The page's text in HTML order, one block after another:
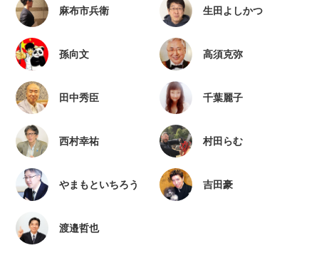
麻布市兵衛 生田よしかつ
孫向文 高須克弥
田中秀臣 千葉麗子
西村幸祐 村田らむ
やまもといちろう 吉田豪
渡邉哲也